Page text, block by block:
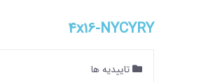
4x16-NYCYRY
تاییدیه ها